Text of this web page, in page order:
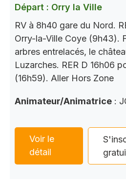
Départ : Orry la Ville
RV à 8h40 gare du Nord.
Orry-la-Ville Coye (9h43).
arbres entrelacés, le
Luzarches. RER D 16h06
(16h59). Aller Hors Zone
Animateur/Animatrice :
Voir le
détail